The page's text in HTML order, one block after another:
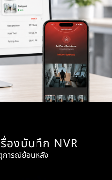
องบันทึก NVR
การณ์ย้อนหลัง